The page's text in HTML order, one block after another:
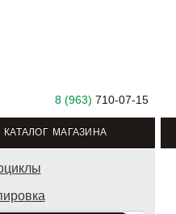
8 (963) 710-07-15
КАТАЛОГ МАГАЗИНА